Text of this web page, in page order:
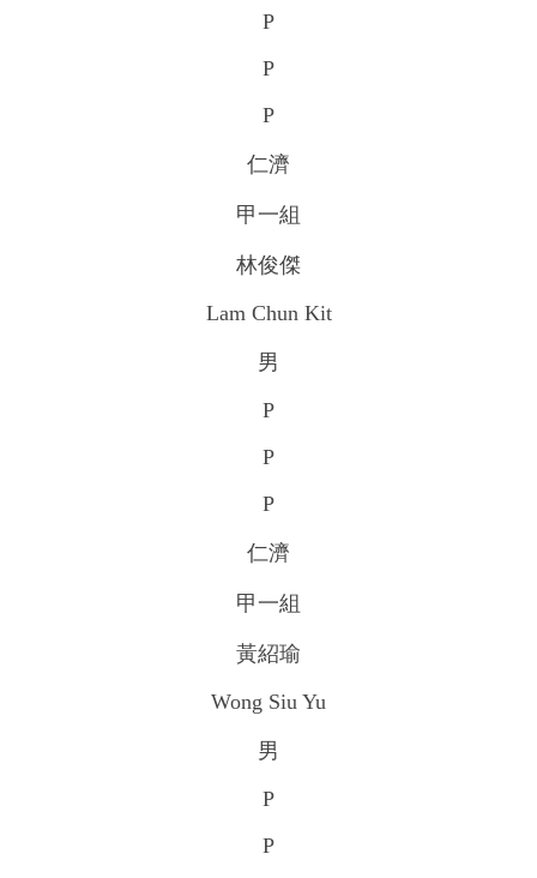
P
P
P
仁濟
甲一組
林俊傑
Lam Chun Kit
男
P
P
P
仁濟
甲一組
黃紹瑜
Wong Siu Yu
男
P
P